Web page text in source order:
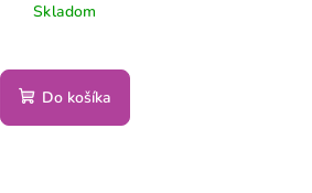
Skladom
Do košíka